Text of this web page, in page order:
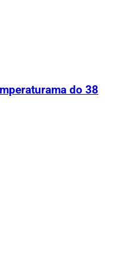
do 38